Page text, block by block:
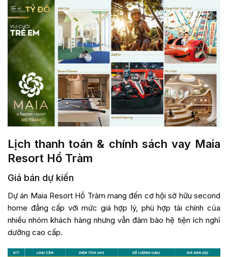
Lịch thanh toán & chính sách vay Maia
Resort Hồ Tràm
Giá bán dự kiến
Dự án Maia Resort Hồ Tràm mang đến cơ hội sở hữu second
home đẳng cấp với mức giá hợp lý, phù hợp tài chính của
nhiều nhóm khách hàng nhưng vẫn đảm bảo hệ tiện ích nghỉ
dưỡng cao cấp.